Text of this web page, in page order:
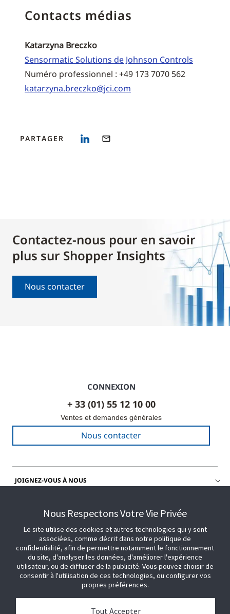
Contacts médias
Katarzyna Breczko
Sensormatic Solutions de Johnson Controls
Numéro professionnel : +49 173 7070 562
katarzyna.breczko@jci.com
PARTAGER
Contactez-nous pour en savoir
plus sur Shopper Insights
Nous contacter
CONNEXION
+ 33 (01) 55 12 10 00
Ventes et demandes générales
Nous contacter
JOIGNEZ-VOUS À NOUS
OBTENIR DE L'AIDE
Nous Respectons Votre Vie Privée
Le site utilise des cookies et autres technologies qui y sont
associées, comme décrit dans notre politique de
confidentialité, afin de permettre notamment le fonctionnement
du site, d'analyser les données, d'améliorer l'expérience
utilisateur, ou de diffuser de la publicité. Vous pouvez choisir de
consentir à l'utilisation de ces technologies, ou configurer vos
propres préférences.
Tout Accepter